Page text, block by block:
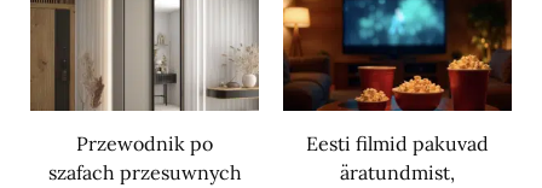
Przewodnik po
szafach przesuwnych
Eesti filmid pakuvad
äratundmist,